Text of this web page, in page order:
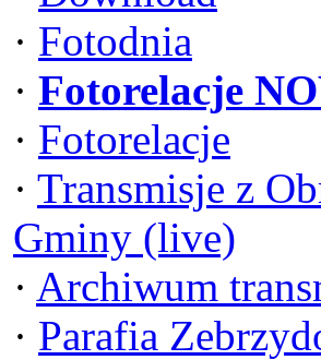
· Fotodnia
· Fotorelacje
· Fotorelacje
· Transmisje z
Gminy (live)
· Archiwum
· Parafia